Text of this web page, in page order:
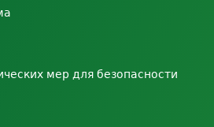
мер для безопасности